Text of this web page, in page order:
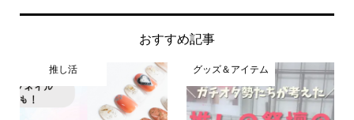
おすすめ記事
推し活 グッズ＆アイテム